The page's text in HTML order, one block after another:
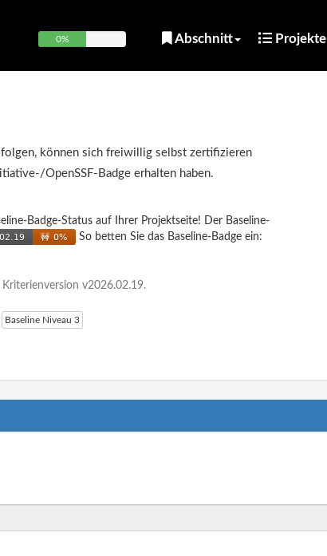
0% Abschnitt Projekte
können sich freiwillig selbst zertifizieren
OpenSSF-Badge erhalten haben.
Badge-Status auf Ihrer Projektseite! Der Baseline-
So betten Sie das Baseline-Badge ein:
Kriterienversion v2026.02.19.
Baseline Niveau 3